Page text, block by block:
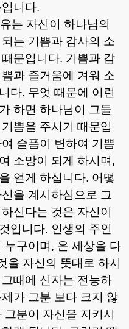
니다.
는 자신이 하나님의
는 기쁨과 감사의 소
문입니다. 기쁨과 감
과 즐거움에 겨워 소
다. 무엇 때문에 이런
하면 하나님이 그들
쁨을 주시기 때문입
슬픔이 변하여 기쁨
소망이 되게 하시며 ,
얻게 하십니다. 어떻
을 계시하심으로 그
신다는 것은 자신이
입니다. 인생의 주인
누구이며 , 온 세상을 다
을 자신의 뜻대로 하시
그때에 신자는 전능하
가 그분 보다 크지 않
분이 자신을 지키시